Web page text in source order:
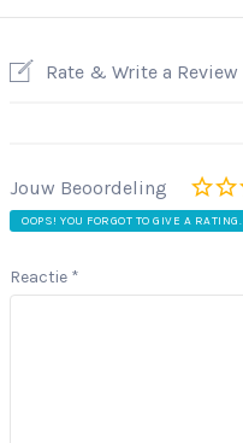
Rate & Write a Review
Jouw Beoordeling
OOPS! YOU FORGOT TO GIVE A RATING.
Reactie *